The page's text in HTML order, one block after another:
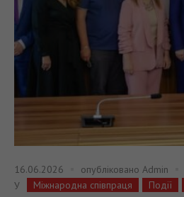
16.06.2026 опубліковано Admin
У
Міжнародна співпраця Події